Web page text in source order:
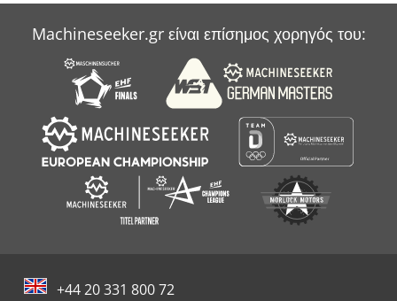
Machineseeker.gr είναι επίσημος χορηγός του:
+44 20 331 800 72